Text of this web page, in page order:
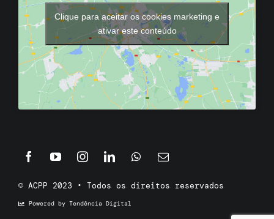
Clique para aceitar os cookies marketing e
ativar este conteúdo
© ACPP 2023 • Todos os direitos reservados
Powered by Tendência Digital